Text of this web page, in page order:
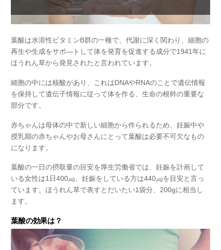
葉酸は水溶性ビタミンB群の一種で、代謝に深く関わり、細胞の
再生や生成をサポ―トして体を発育を促進する成分で1941年に
ほうれん草から発見 されたと言われています。
細胞の中には核酸があり、これはDNAやRNAのことで遺伝情報
を保持して遺伝子情報に従って体を作る、生命の根幹の重要な
部分です。
赤ちゃんは母体の中で新しい細胞から作られるため、妊娠中や
授乳期の赤ちゃんやお母さんにとって葉酸は必要不可欠なもの
になります。
葉酸の一日の摂取量の目安を厚生労働省では、妊娠を計画して
いる女性は1日400㎍、妊娠をしている方は440㎍を目安と言っ
ています。ほうれん草で表すとだいたい1袋分、200gに相当し
ます。
葉酸の効果は？